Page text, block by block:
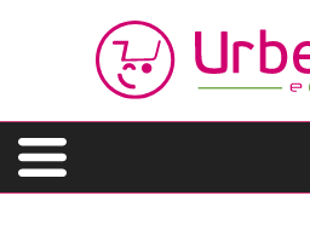
t